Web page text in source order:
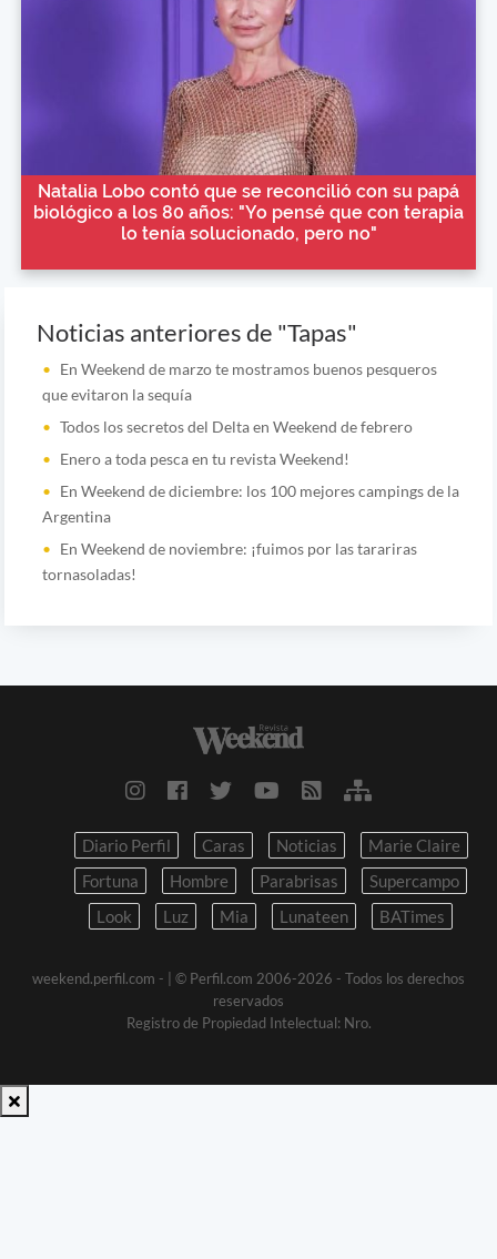
Natalia Lobo contó que se reconcilió con su papá
biológico a los 80 años: "Yo pensé que con terapia
lo tenía solucionado, pero no"
Noticias anteriores de "Tapas"
En Weekend de marzo te mostramos buenos pesqueros
que evitaron la sequía
Todos los secretos del Delta en Weekend de febrero
Enero a toda pesca en tu revista Weekend!
En Weekend de diciembre: los 100 mejores campings de la
Argentina
En Weekend de noviembre: ¡fuimos por las tarariras
tornasoladas!
Diario Perfil Caras Noticias
Marie Claire
Fortuna
Hombre Parabrisas
Supercampo
Look
Luz Mia Lunateen BATimes
weekend.perfil.com -
| © Perfil.com 2006-2026 - Todos los derechos
reservados
Registro de Propiedad Intelectual: Nro.